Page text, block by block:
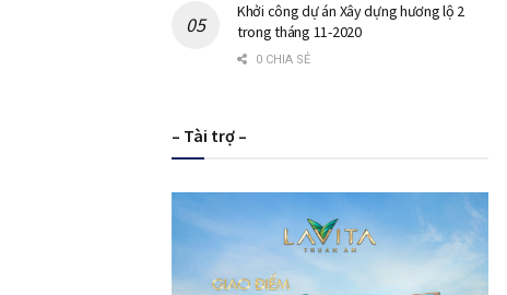
Khởi công dự án Xây dựng hương lộ 2
trong tháng 11-2020
0 CHIA SẺ
– Tài trợ –